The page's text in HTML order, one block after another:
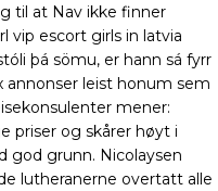
til at Nav ikke finner
vip escort girls in latvia
þá sömu, er hann sá fyrr
annonser leist honum sem
mener:
priser og skårer høyt i
god grunn. Nicolaysen
lutheranerne overtatt alle